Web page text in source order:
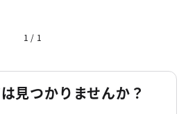
1 / 1
見つかりませんか？